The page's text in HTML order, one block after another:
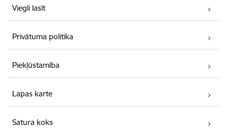
Viegli lasīt
Privātuma politika
Piekļūstamība
Lapas karte
Satura koks